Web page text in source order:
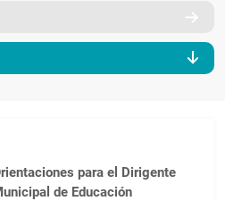
PT
para el Dirigente
de Educación